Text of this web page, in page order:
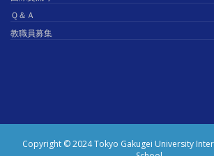
Ｑ＆Ａ
教職員募集
Copyright © 2024 Tokyo Gakugei University